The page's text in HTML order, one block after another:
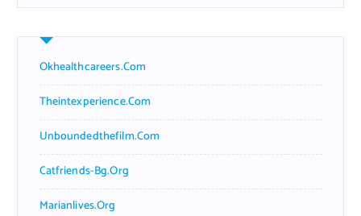
Okhealthcareers.com
Theintexperience.com
Unboundedthefilm.com
Catfriends-Bg.org
Marianlives.org